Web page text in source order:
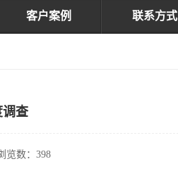
客户案例 联系方式
调查
览数：398